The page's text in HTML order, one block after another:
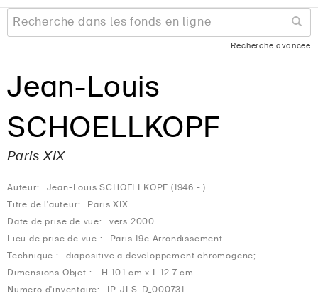
Recherche avancée
Jean-Louis
SCHOELLKOPF
Paris XIX
Auteur:
Jean-Louis SCHOELLKOPF (1946 - )
Titre de l'auteur:
Paris XIX
Date de prise de vue:
vers 2000
Lieu de prise de vue :
Paris 19e Arrondissement
Technique :
diapositive à développement chromogène;
Dimensions Objet :
H 10.1 cm x L 12.7 cm
Numéro d'inventaire:
IP-JLS-D_000731